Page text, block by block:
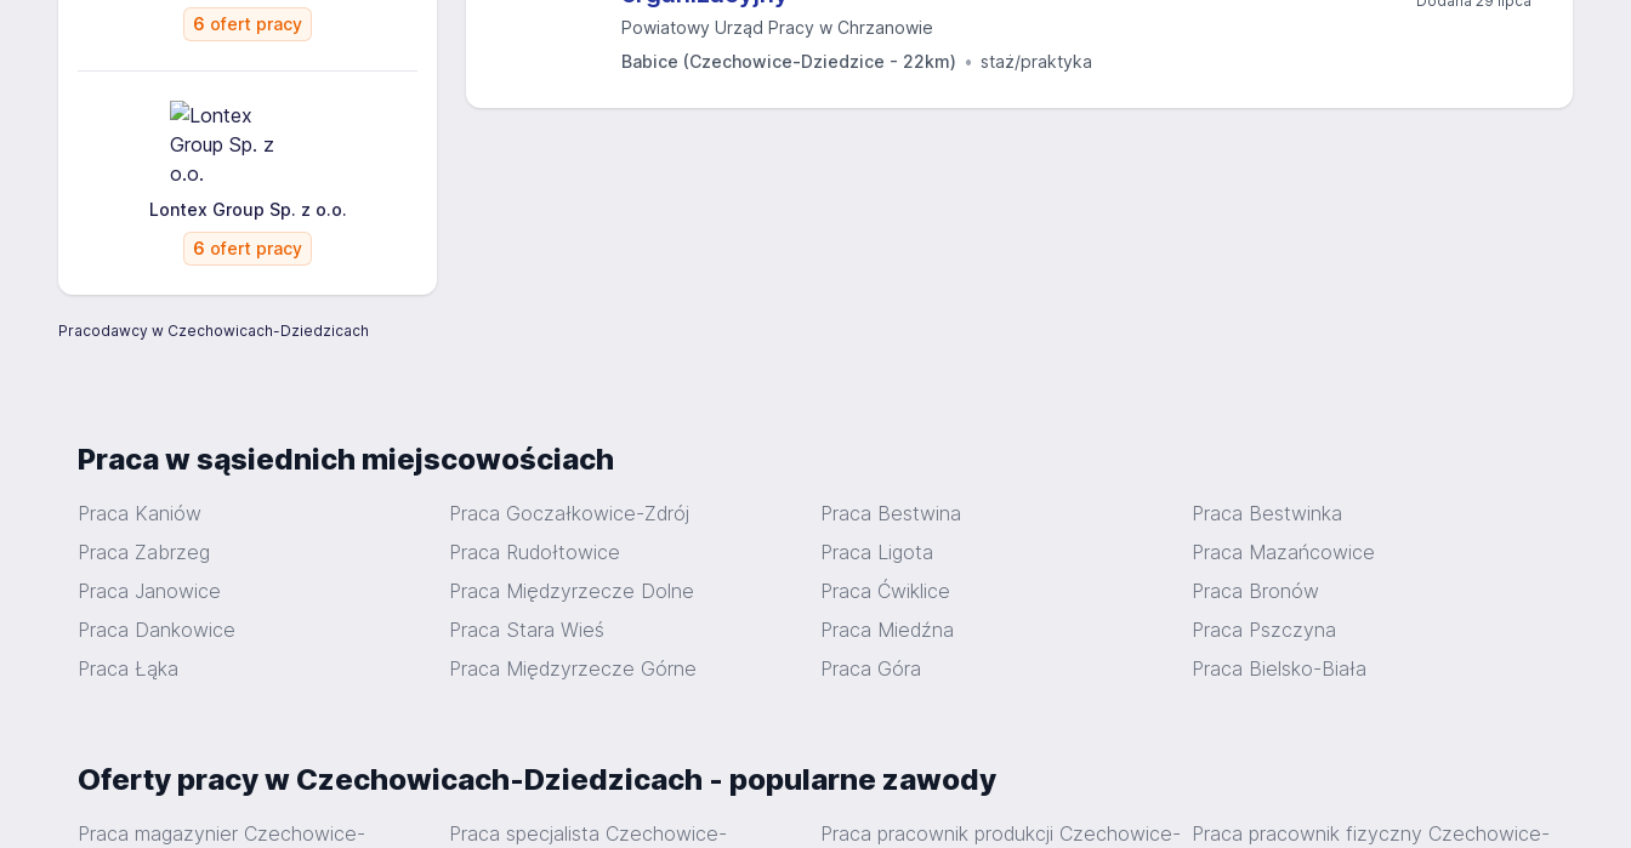
6 ofert pracy
Lontex Group Sp. z o.o.
6 ofert pracy
Pracodawcy w Czechowicach-Dziedzicach
Powiatowy Urząd Pracy w Chrzanowie
Babice (Czechowice-Dziedzice - 22km)
staż/praktyka
Praca w sąsiednich miejscowościach
Praca Kaniów Praca Goczałkowice-Zdrój Praca Bestwina
Praca Bestwinka
Praca Zabrzeg
Praca Rudołtowice Praca Ligota
Praca Mazańcowice
Praca Janowice
Praca Międzyrzecze Dolne Praca Ćwiklice
Praca Bronów
Praca Dankowice
Praca Stara Wieś Praca Miedźna
Praca Pszczyna
Praca Łąka
Praca Międzyrzecze Górne Praca Góra Praca Bielsko-Biała
Oferty pracy w Czechowicach-Dziedzicach - popularne zawody
Praca magazynier Czechowice- Praca specjalista Czechowice- Praca pracownik produkcji Czechowice- Praca pracownik fizyczny Czechowice-